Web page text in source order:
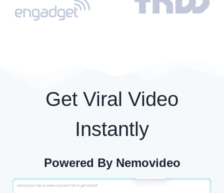
Get Viral Video
Instantly
Powered By Nemovideo